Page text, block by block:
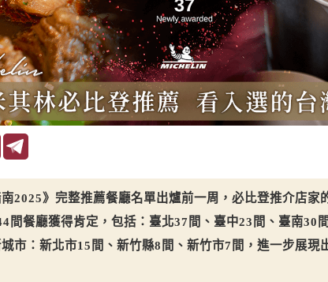
2025》完整推薦餐廳名單出爐前一周，必比登推介店家
間餐廳獲得肯定，包括：臺北37間、臺中23間、臺南30
市：新北市15間、新竹縣8間、新竹市7間，進一步展現